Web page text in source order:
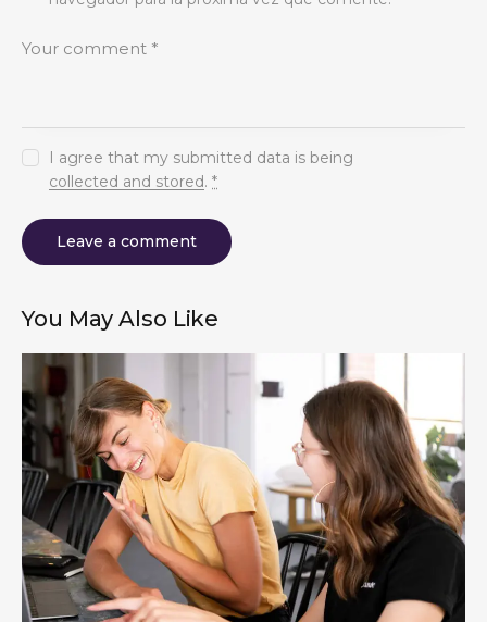
I agree that my submitted data is being
collected and stored.*
You May Also Like